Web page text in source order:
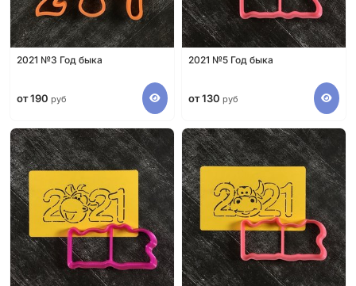
2021 №3 Год быка
от 190 руб
2021 №5 Год быка
от 130 руб